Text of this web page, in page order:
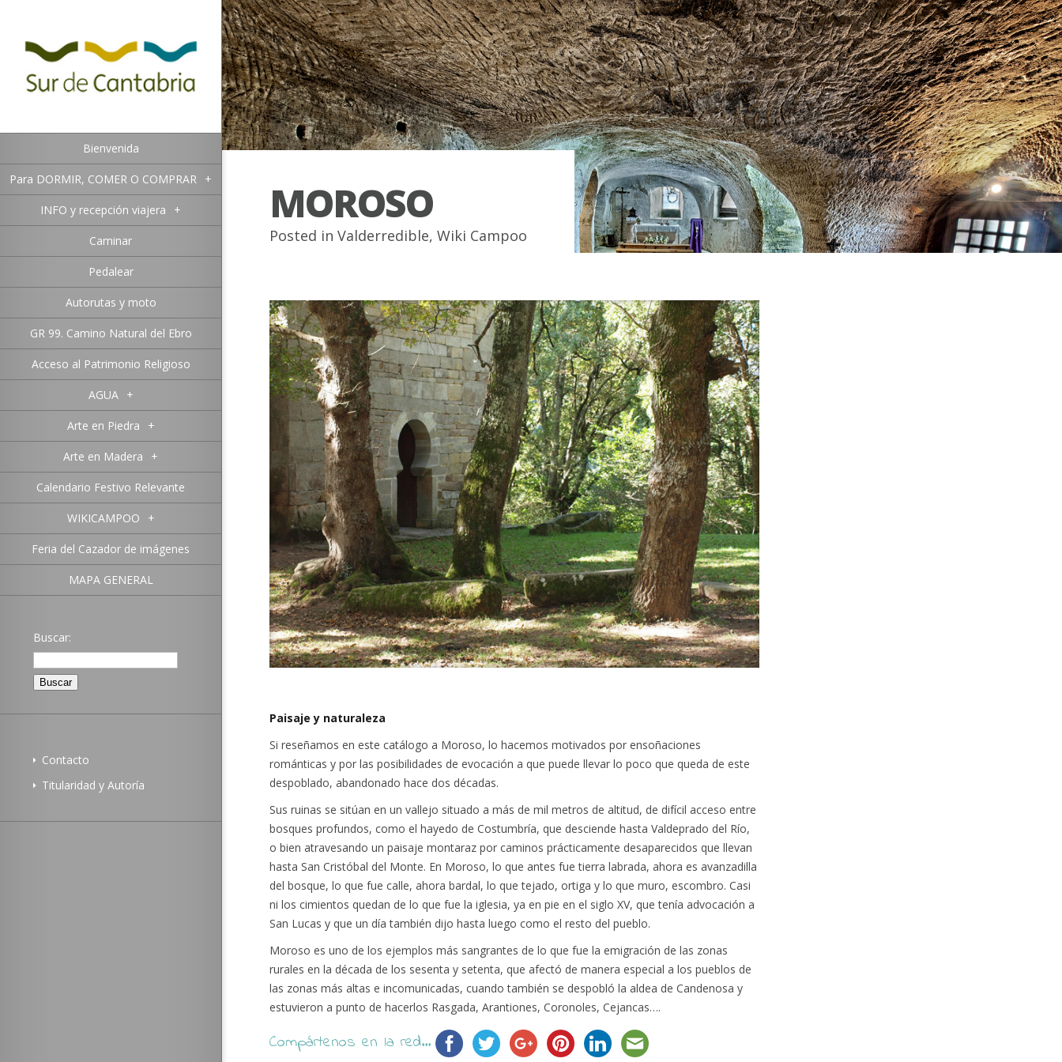
Bienvenida
Para DORMIR, COMER O COMPRAR +
INFO y recepción viajera +
Caminar
Pedalear
Autorutas y moto
GR 99. Camino Natural del Ebro
Acceso al Patrimonio Religioso
AGUA +
Arte en Piedra +
Arte en Madera +
Calendario Festivo Relevante
WIKICAMPOO +
Feria del Cazador de imágenes
MAPA GENERAL
Buscar:
Contacto
Titularidad y Autoría
MOROSO
Posted in Valderredible, Wiki Campoo
Paisaje y naturaleza
Si reseñamos en este catálogo a Moroso, lo hacemos motivados por ensoñaciones
románticas y por las posibilidades de evocación a que puede llevar lo poco que queda de este
despoblado, abandonado hace dos décadas.
Sus ruinas se sitúan en un vallejo situado a más de mil metros de altitud, de difícil acceso entre
bosques profundos, como el hayedo de Costumbría, que desciende hasta Valdeprado del Río,
o bien atravesando un paisaje montaraz por caminos prácticamente desaparecidos que llevan
hasta San Cristóbal del Monte. En Moroso, lo que antes fue tierra labrada, ahora es avanzadilla
del bosque, lo que fue calle, ahora bardal, lo que tejado, ortiga y lo que muro, escombro. Casi
ni los cimientos quedan de lo que fue la iglesia, ya en pie en el siglo XV, que tenía advocación a
San Lucas y que un día también dijo hasta luego como el resto del pueblo.
Moroso es uno de los ejemplos más sangrantes de lo que fue la emigración de las zonas
rurales en la década de los sesenta y setenta, que afectó de manera especial a los pueblos de
las zonas más altas e incomunicadas, cuando también se despobló la aldea de Candenosa y
estuvieron a punto de hacerlos Rasgada, Arantiones, Coronoles, Cejancas….
Compártenos en la red...